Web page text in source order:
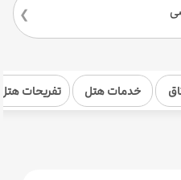
خدمات هتل تفریحات